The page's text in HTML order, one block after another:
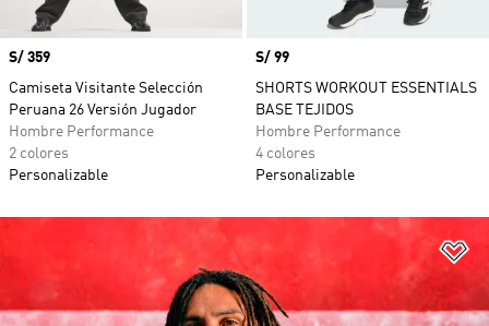
Precio
S/ 359
Camiseta Visitante Selección
Peruana 26 Versión Jugador
Hombre Performance
2 colores
Personalizable
Precio
S/ 99
SHORTS WORKOUT ESSENTIALS
BASE TEJIDOS
Hombre Performance
4 colores
Personalizable